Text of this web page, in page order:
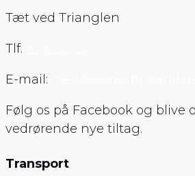
Tæt ved Trianglen
Tlf.
E-mail:
Følg os på Facebook og blive
vedrørende nye tiltag.
Transport